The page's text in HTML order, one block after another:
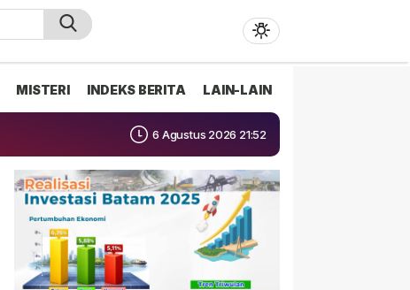
MISTERI INDEKS BERITA LAIN-LAIN
6 Agustus 2026 21:52